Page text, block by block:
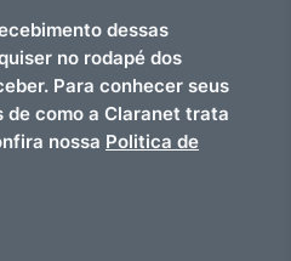
dessas
no rodapé dos
Para conhecer seus
como a Claranet trata
nossa Politica de